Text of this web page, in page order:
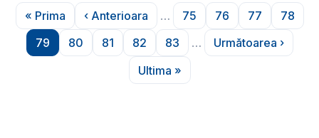
Paginare
Prima pagină
« Prima
Pagina anterioară
‹ Anterioara …
Pagina
75
Pagina
76
Pagina
77 78
Pagina
79
Pagina
80
Pagina
81
Pagina
82
Pagina
83 …
Pagina
Următoarea ›
Ultima pagină
Ultima »